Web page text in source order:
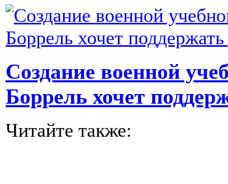
Создание военной
Боррель хочет
Читайте также: